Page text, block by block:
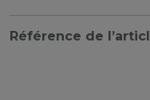
Référence de